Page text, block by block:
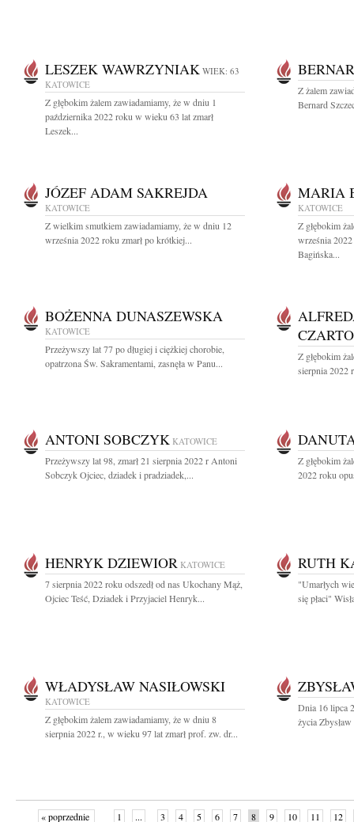
LESZEK WAWRZYNIAK WIEK: 63
KATOWICE
Z głębokim żalem zawiadamiamy, że w dniu 1
października 2022 roku w wieku 63 lat zmarł
Leszek...
Z żalem
Bernard
JÓZEF ADAM SAKREJDA
KATOWICE
Z wielkim smutkiem zawiadamiamy, że w dniu 12
września 2022 roku zmarł po krótkiej...
MARIA
KATOWICE
Z głębokim
września
Bagińska...
BOŻENNA DUNASZEWSKA
KATOWICE
Przeżywszy lat 77 po długiej i ciężkiej chorobie,
opatrzona Św. Sakramentami, zasnęła w Panu...
Z głębokim
sierpnia 2022
ANTONI SOBCZYK KATOWICE
Przeżywszy lat 98, zmarł 21 sierpnia 2022 r Antoni
Sobczyk Ojciec, dziadek i pradziadek,...
Z głębokim
2022 roku
HENRYK DZIEWIOR KATOWICE
7 sierpnia 2022 roku odszedł od nas Ukochany Mąż,
Ojciec Teść, Dziadek i Przyjaciel Henryk...
RUTH
"Umarłych
się płaci"
WŁADYSŁAW NASIŁOWSKI
KATOWICE
Z głębokim żalem zawiadamiamy, że w dniu 8
sierpnia 2022 r., w wieku 97 lat zmarł prof. zw. dr...
Dnia 16 lipca
życia
« poprzednie 1 ... 3 4 5 6 7 8 9 10 11 12